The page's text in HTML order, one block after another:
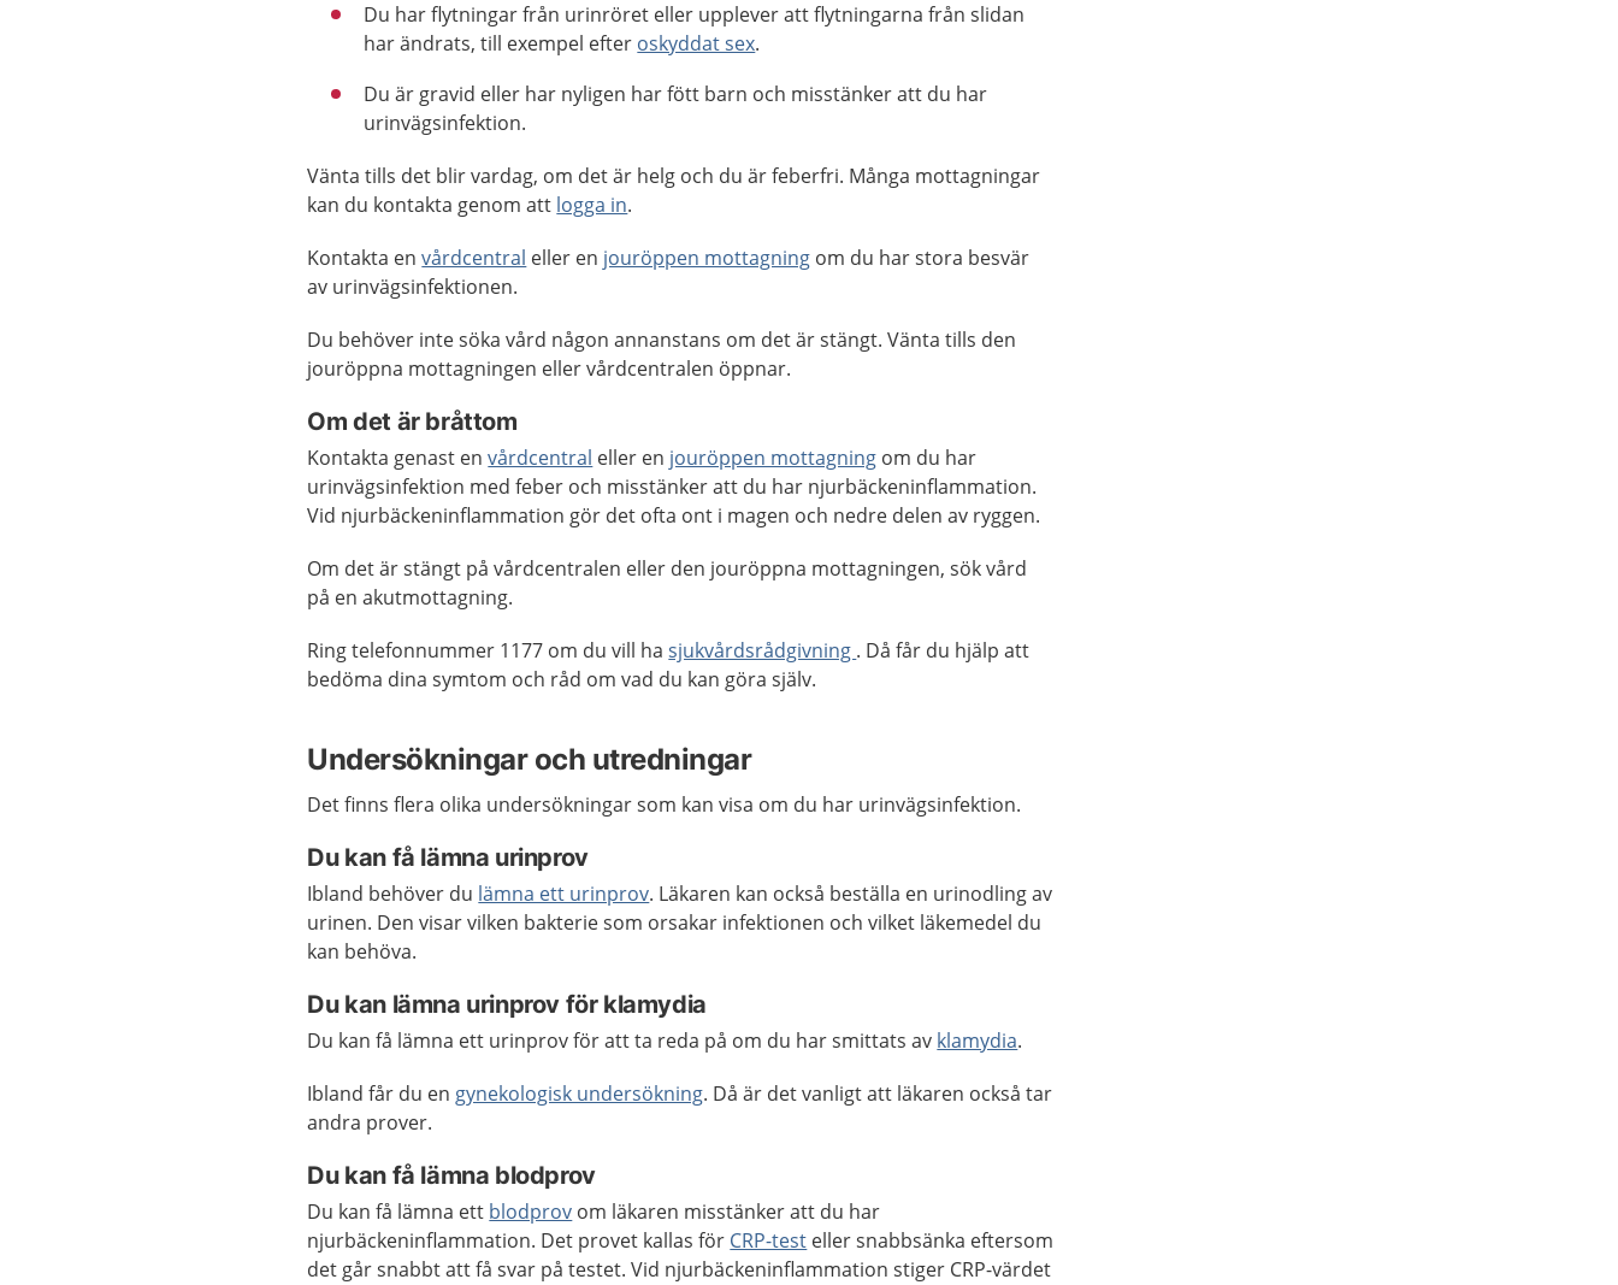
Du har flytningar från urinröret eller upplever att flytningarna från slidan
har ändrats, till exempel efter oskyddat sex.
Du är gravid eller har nyligen har fött barn och misstänker att du har
urinvägsinfektion.
Vänta tills det blir vardag, om det är helg och du är feberfri. Många mottagningar
kan du kontakta genom att logga in.
Kontakta envårdcentral eller en jouröppen mottagning om du har stora besvär
av urinvägsinfektionen.
Du behöver inte söka vård någon annanstans om det är stängt. Vänta tills den
jouröppna mottagningen eller vårdcentralen öppnar.
Om det är bråttom
Kontakta genast envårdcentral eller en jouröppen mottagning om du har
urinvägsinfektion med feber och misstänker att du har njurbäckeninflammation.
Vid njurbäckeninflammation gör det ofta ont i magen och nedre delen av ryggen.
Om det är stängt på vårdcentralen eller den jouröppna mottagningen, sök vård
på en akutmottagning.
Ring telefonnummer 1177 om du vill hasjukvårdsrådgivning . Då får du hjälp att
bedöma dina symtom och råd om vad du kan göra själv.
Undersökningar och utredningar
Det finns flera olika undersökningar som kan visa om du har urinvägsinfektion.
Du kan få lämna urinprov
Ibland behöver du lämna ett urinprov. Läkaren kan också beställa en urinodling av
urinen. Den visar vilken bakterie som orsakar infektionen och vilket läkemedel du
kan behöva.
Du kan lämna urinprov för klamydia
Du kan få lämna ett urinprov för att ta reda på om du har smittats av klamydia.
Ibland får du en gynekologisk undersökning. Då är det vanligt att läkaren också tar
andra prover.
Du kan få lämna blodprov
Du kan få lämna ett blodprov om läkaren misstänker att du har
njurbäckeninflammation. Det provet kallas för CRP-test eller snabbsänka eftersom
det går snabbt att få svar på testet. Vid njurbäckeninflammation stiger CRP-värdet